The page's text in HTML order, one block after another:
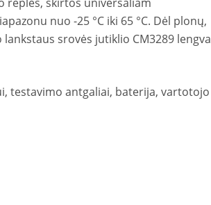
nuo -25 °C iki 65 °C. Dėl plonų,
srovės jutiklio CM3289 lengva
testavimo antgaliai, baterija, vartotojo